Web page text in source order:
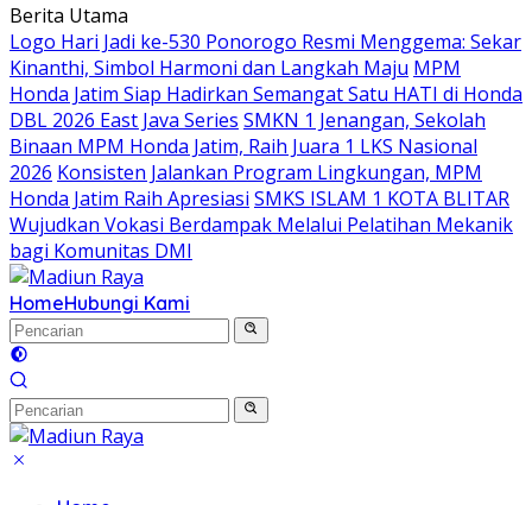
Langsung
ke
konten
Berita Utama
Logo Hari Jadi ke-530 Ponorogo Resmi Menggema: Sekar
Kinanthi, Simbol Harmoni dan Langkah Maju MPM
Honda Jatim Siap Hadirkan Semangat Satu HATI di Honda
DBL 2026 East Java Series SMKN 1 Jenangan, Sekolah
Binaan MPM Honda Jatim, Raih Juara 1 LKS Nasional
2026 Konsisten Jalankan Program Lingkungan, MPM
Honda Jatim Raih Apresiasi SMKS ISLAM 1 KOTA BLITAR
Wujudkan Vokasi Berdampak Melalui Pelatihan Mekanik
bagi Komunitas DMI
HomeHubungi Kami